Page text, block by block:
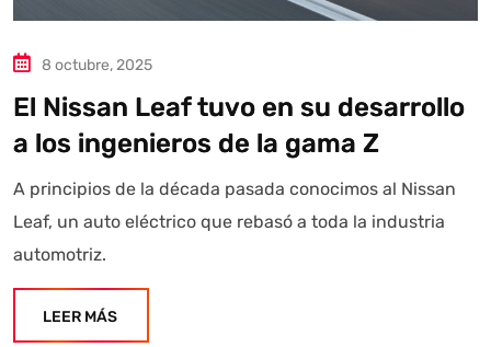
8 octubre, 2025
El Nissan Leaf tuvo en su desarrollo
a los ingenieros de la gama Z
A principios de la década pasada conocimos al Nissan
Leaf, un auto eléctrico que rebasó a toda la industria
automotriz.
LEER MÁS